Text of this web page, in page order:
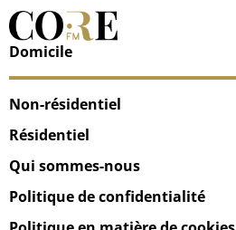
Domicile
Non-résidentiel
Résidentiel
Qui sommes-nous
Politique de confidentialité